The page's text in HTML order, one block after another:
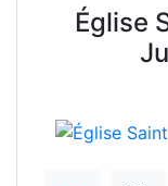
Église